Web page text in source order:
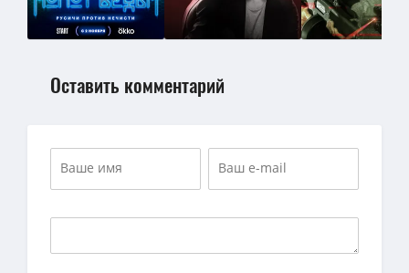
Оставить комментарий